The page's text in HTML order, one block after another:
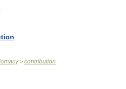
> contribution